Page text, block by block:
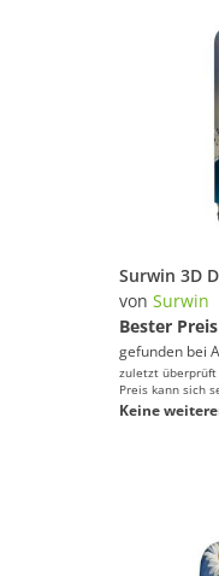
von Surwin
Bester Preis
gefunden bei
zuletzt überprüft
Preis kann sich
Keine